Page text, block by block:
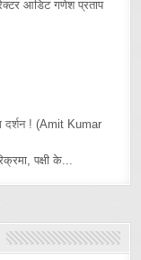
आडिट गणेश प्रताप
दर्शन ! (Amit Kumar
पक्षी के...